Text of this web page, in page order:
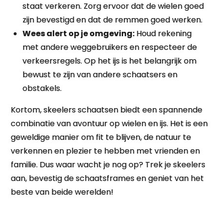
staat verkeren. Zorg ervoor dat de wielen goed
zijn bevestigd en dat de remmen goed werken.
Wees alert op je omgeving: Houd rekening
met andere weggebruikers en respecteer de
verkeersregels. Op het ijs is het belangrijk om
bewust te zijn van andere schaatsers en
obstakels.
Kortom, skeelers schaatsen biedt een spannende
combinatie van avontuur op wielen en ijs. Het is een
geweldige manier om fit te blijven, de natuur te
verkennen en plezier te hebben met vrienden en
familie. Dus waar wacht je nog op? Trek je skeelers
aan, bevestig de schaatsframes en geniet van het
beste van beide werelden!